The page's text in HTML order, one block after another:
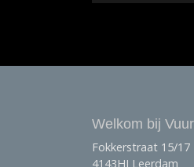
Welkom bij
Fokkerstraat 15/17
4143HJ Leerdam